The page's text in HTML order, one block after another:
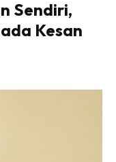
Sendiri,
Kesan